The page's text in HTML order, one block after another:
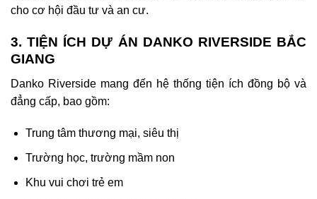
cho cơ hội đầu tư và an cư.
3. TIỆN ÍCH DỰ ÁN DANKO RIVERSIDE BẮC
GIANG
Danko Riverside mang đến hệ thống tiện ích đồng bộ và
đẳng cấp, bao gồm:
Trung tâm thương mại, siêu thị
Trường học, trường mầm non
Khu vui chơi trẻ em